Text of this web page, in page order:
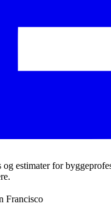
estimater for
Francisco